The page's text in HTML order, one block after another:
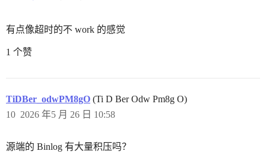
有点像超时的不 work 的感觉
1 个赞
TiDBer_odwPM8gO (Ti D Ber Odw Pm8g O)
2026 年5 月 26 日 10:58
10
源端的 Binlog 有大量积压吗？